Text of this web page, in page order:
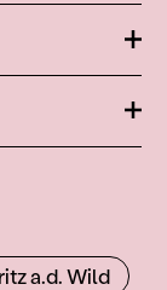
a.d. Wild